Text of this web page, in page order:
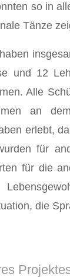
so in
Tänze
und 12
Alle
an dem
erlebt,
für
für die
die